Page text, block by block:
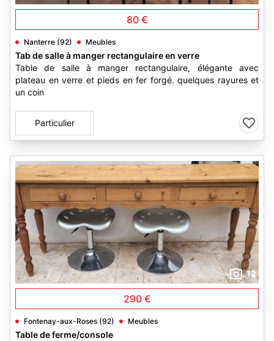
80 €
Nanterre (92) Meubles
Tab de salle à manger rectangulaire en verre
Table de salle à manger rectangulaire, élégante avec
plateau en verre et pieds en fer forgé. quelques rayures et
un coin
Particulier
12
290 €
Fontenay-aux-Roses (92) Meubles
Table de ferme/console